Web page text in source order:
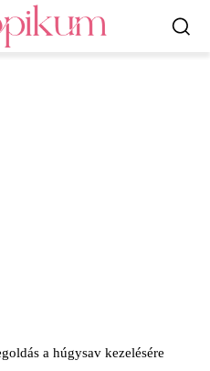
a húgysav kezelésére